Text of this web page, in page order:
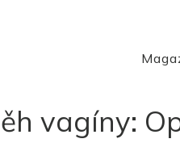
vagíny: